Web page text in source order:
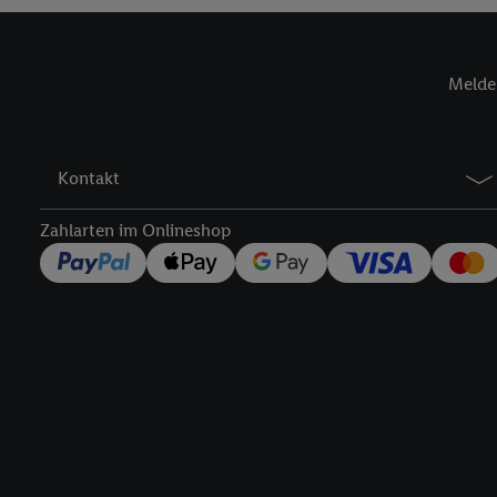
Kontakt
Zahlarten im Onlineshop
Verantwortlichkeit mit
können, um Sie in
Hierzu wird von uns
Adresse in
Zudem erlauben Sie
den Lidl-Diensten
verwenden, um Sie
Insbesondere können
werden, damit wir
Nutzung der Utiq-
Telekommunikations-
Durch einen Klick auf
„Zustimmen“